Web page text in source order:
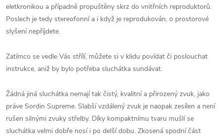
eletkronikou a případně propuštěny skrz do vnitřních reproduktorů.
Poslech je tedy stereofonní a i když je reprodukován, o prostorové
slyšení nepříjdete.
Zatímco se vedle Vás střílí, můžete si v klidu povídat či poslouchat
instrukce, aniž by bylo potřeba sluchátka sundávat.
Žádná jiná sluchátka nemají tak čistý, kvalitní a přirozený zvuk, jako
práve Sordin Supreme. Slabší vzdálený zvuk je naopak zesílen a není
rušen silnými zvuky střelby. Díky kompaktnímu tvaru mušlí se
sluchátka velmi dobře nosí i po delší dobu. Zkosená spodní část